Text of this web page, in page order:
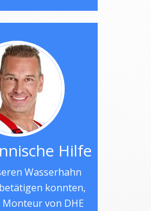
Hilfe
Wasserhahn
konnten,
von DHE